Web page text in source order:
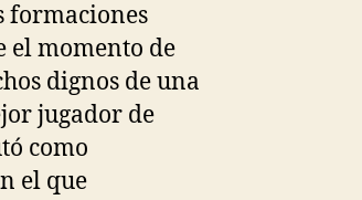
formaciones
el momento de
dignos de una
jugador de
como
el que